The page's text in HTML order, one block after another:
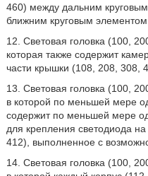
460) между дальним
ближним круговым
12. Световая головка (100,
которая также содержит
части крышки (108, 208, 308,
13. Световая головка (100,
в которой по меньшей мере
содержит по меньшей мере
для крепления светодиода
412), выполненное с
14. Световая головка (100,